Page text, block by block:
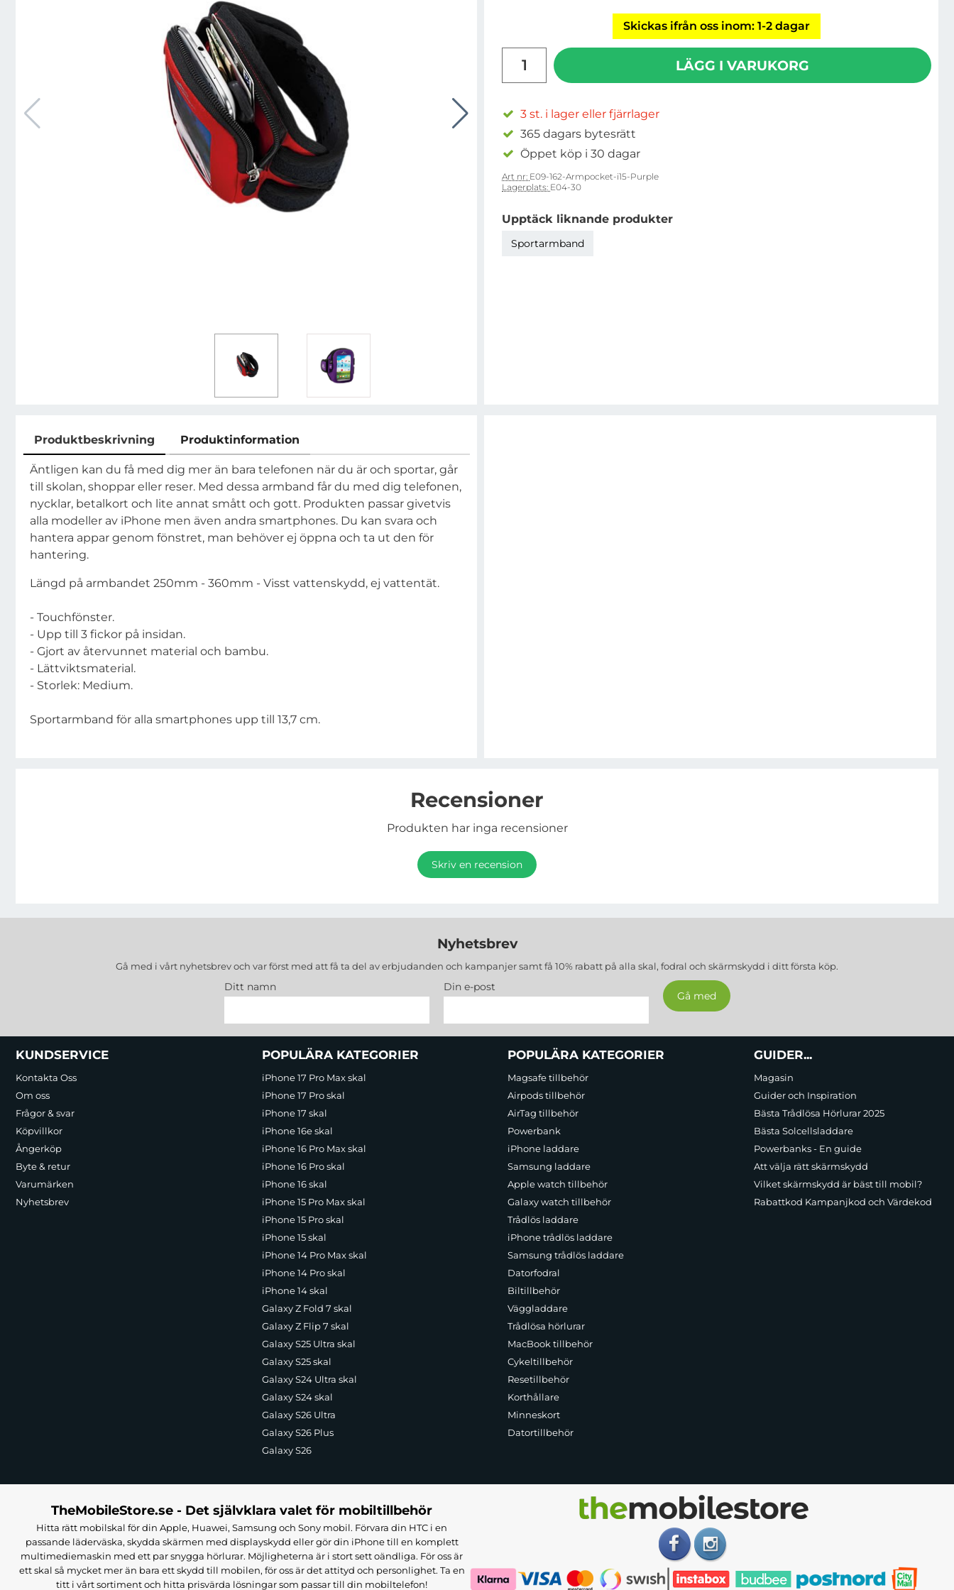
Skickas ifrån oss inom: 1-2 dagar
LÄGG I VARUKORG
3 st. i lager eller fjärrlager
365 dagars bytesrätt
Öppet köp i 30 dagar
Art nr: E09-162-Armpocket-i15-Purple
Lagerplats: E04-30
Upptäck liknande produkter
Sportarmband
Produktbeskrivning Produktinformation
Produktbeskrivning
Äntligen kan du få med dig mer än bara telefonen när du är och sportar, går
till skolan, shoppar eller reser. Med dessa armband får du med dig telefonen,
nycklar, betalkort och lite annat smått och gott. Produkten passar givetvis
alla modeller av iPhone men även andra smartphones. Du kan svara och
hantera appar genom fönstret, man behöver ej öppna och ta ut den för
hantering.
Längd på armbandet 250mm - 360mm - Visst vattenskydd, ej vattentät.
- Touchfönster.
- Upp till 3 fickor på insidan.
- Gjort av återvunnet material och bambu.
- Lättviktsmaterial.
- Storlek: Medium.
Sportarmband för alla smartphones upp till 13,7 cm.
Recensioner
Produkten har inga recensioner
Skriv en recension
Nyhetsbrev
Gå med i vårt nyhetsbrev och var först med att få ta del av erbjudanden och kampanjer samt få 10% rabatt på alla skal, fodral och skärmskydd i ditt första köp.
Ditt namn Din e-post
Sidfot Blandad info och länkar
KUNDSERVICE
Kontakta Oss
Om oss
Frågor & svar
Köpvillkor
Ångerköp
Byte & retur
Varumärken
Nyhetsbrev
POPULÄRA KATEGORIER
iPhone 17 Pro Max skal
iPhone 17 Pro skal
iPhone 17 skal
iPhone 16e skal
iPhone 16 Pro Max skal
iPhone 16 Pro skal
iPhone 16 skal
iPhone 15 Pro Max skal
iPhone 15 Pro skal
iPhone 15 skal
iPhone 14 Pro Max skal
iPhone 14 Pro skal
iPhone 14 skal
Galaxy Z Fold 7 skal
Galaxy Z Flip 7 skal
Galaxy S25 Ultra skal
Galaxy S25 skal
Galaxy S24 Ultra skal
Galaxy S24 skal
Galaxy S26 Ultra
Galaxy S26 Plus
Galaxy S26
POPULÄRA KATEGORIER
Magsafe tillbehör
Airpods tillbehör
AirTag tillbehör
Powerbank
iPhone laddare
Samsung laddare
Apple watch tillbehör
Galaxy watch tillbehör
Trådlös laddare
iPhone trådlös laddare
Samsung trådlös laddare
Datorfodral
Biltillbehör
Väggladdare
Trådlösa hörlurar
MacBook tillbehör
Cykeltillbehör
Resetillbehör
Korthållare
Minneskort
Datortillbehör
GUIDER...
Magasin
Guider och Inspiration
Bästa Trådlösa Hörlurar 2025
Bästa Solcellsladdare
Powerbanks - En guide
Att välja rätt skärmskydd
Vilket skärmskydd är bäst till mobil?
Rabattkod Kampanjkod och Värdekod
TheMobileStore.se - Det självklara valet för mobiltillbehör
Hitta rätt mobilskal för din Apple, Huawei, Samsung och Sony mobil. Förvara din HTC i en
passande läderväska, skydda skärmen med displayskydd eller gör din iPhone till en komplett
multimediemaskin med ett par snygga hörlurar. Möjligheterna är i stort sett oändliga. För oss är
ett skal så mycket mer än bara ett skydd till mobilen, för oss är det attityd och personlighet. Ta en
titt i vårt sortiment och hitta prisvärda lösningar som passar till din mobiltelefon!